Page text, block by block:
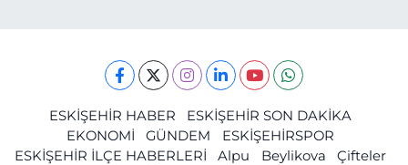
ESKİŞEHİR HABER
ESKİŞEHİR SON DAKİKA
EKONOMİ
GÜNDEM
ESKİŞEHİRSPOR
ESKİŞEHİR İLÇE HABERLERİ
Alpu Beylikova
Çifteler